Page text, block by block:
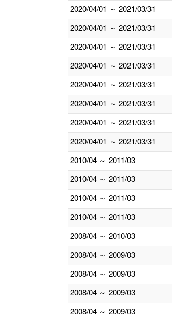
2020/04/01 ～ 2021/03/31
2020/04/01 ～ 2021/03/31
2020/04/01 ～ 2021/03/31
2020/04/01 ～ 2021/03/31
2020/04/01 ～ 2021/03/31
2020/04/01 ～ 2021/03/31
2020/04/01 ～ 2021/03/31
2020/04/01 ～ 2021/03/31
2010/04 ～ 2011/03
2010/04 ～ 2011/03
2010/04 ～ 2011/03
2010/04 ～ 2011/03
2008/04 ～ 2010/03
2008/04 ～ 2009/03
2008/04 ～ 2009/03
2008/04 ～ 2009/03
2008/04 ～ 2009/03